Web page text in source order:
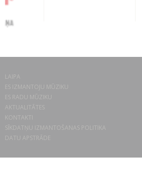
LAIPA
ES IZMANTOJU MŪZIKU
ES RADU MŪZIKU
AKTUALITĀTES
KONTAKTI
SĪKDATŅU IZMANTOŠANAS POLITIKA
DATU APSTRĀDE